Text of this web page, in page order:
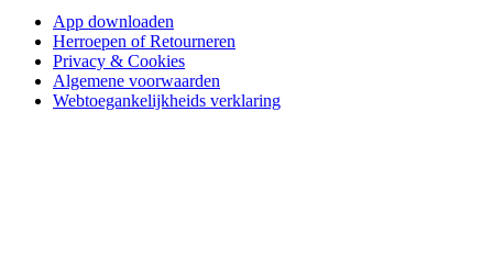
App downloaden
Herroepen of Retourneren
Privacy & Cookies
Algemene voorwaarden
Webtoegankelijkheids verklaring